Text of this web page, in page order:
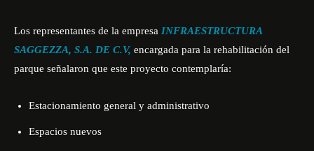
Los representantes de la empresa INFRAESTRUCTURA
SAGGEZZA, S.A. DE C.V, encargada para la rehabilitación del
parque señalaron que este proyecto contemplaría:
Estacionamiento general y administrativo
Espacios nuevos